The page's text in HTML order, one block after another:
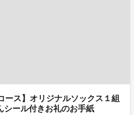
ース】オリジナルソックス１組
シール付きお礼のお手紙